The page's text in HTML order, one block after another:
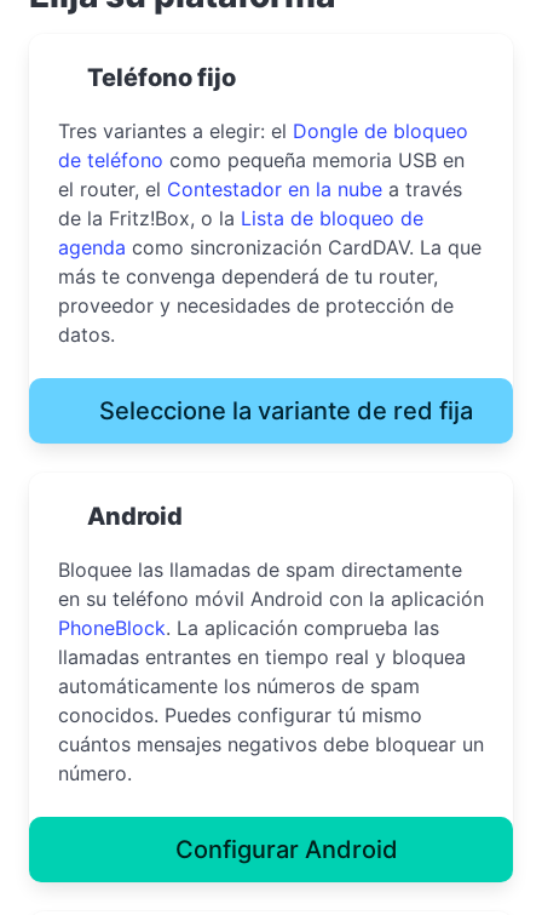
Teléfono fijo
Tres variantes a elegir: el Dongle de bloqueo
de teléfono como pequeña memoria USB en
el router, el Contestador en la nube a través
de la Fritz!Box, o la Lista de bloqueo de
agenda como sincronización CardDAV. La que
más te convenga dependerá de tu router,
proveedor y necesidades de protección de
datos.
Seleccione la variante de red fija
Android
Bloquee las llamadas de spam directamente
en su teléfono móvil Android con la aplicación
PhoneBlock. La aplicación comprueba las
llamadas entrantes en tiempo real y bloquea
automáticamente los números de spam
conocidos. Puedes configurar tú mismo
cuántos mensajes negativos debe bloquear un
número.
Configurar Android